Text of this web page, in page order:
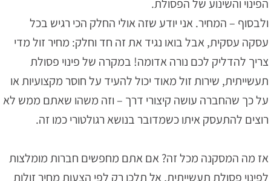
הפינוי והשינוע של הפסולת.
ולבסוף – המחיר. אני יודע שזה אולי החלק הכי רגיש בכל
עסקה עסקית, אבל בואו נגיד את זה חד וחלק: מחיר זול מדי
צריך להדליק לכם נורה אדומה! במקרה של פינוי פסולת
תעשייתית, שירות זול מאוד יכול להעיד על חוסר מקצועיות או
על כך שהחברה עושה קיצורי דרך – וזה משהו שאתם ממש לא
רוצים להתעסק איתו כשמדובר בנושא רגולטורי כמו זה.
אז מה המסקנה מכל זה? אם אתם מחפשים חברות מומלצות
לפינוי פסולת תעשייתית, אל תלכו רק לפי הצעות מחיר זולות